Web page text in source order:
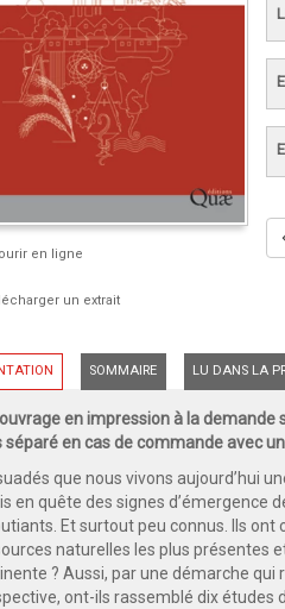
en ligne
un extrait
SOMMAIRE LU DANS LA
en impression à la
séparé en cas de commande avec
que nous vivons aujourd’hui
en quête des signes d’émergence
Et surtout peu connus. Ils ont
naturelles les plus présentes
? Aussi, par une démarche
ont-ils rassemblé dix études